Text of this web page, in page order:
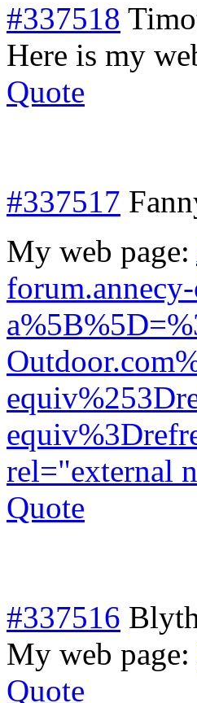
#337518
Here is my
Quote
#337517
My web page:
rel="external
Quote
#337516
My web page:
Quote